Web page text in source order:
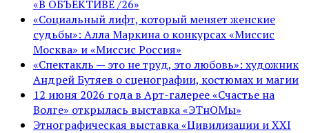
«В ОБЪЕКТИВЕ /26»
«Социальный лифт, который меняет женские
судьбы»: Алла Маркина о конкурсах «Миссис
Москва» и «Миссис Россия»
«Спектакль — это не труд, это любовь»: художник
Андрей Бутяев о сценографии, костюмах и магии
12 июня 2026 года в Арт-галерее «Счастье на
Волге» открылась выставка «ЭТнОМы»
Этнографическая выставка «Цивилизации и ХХI